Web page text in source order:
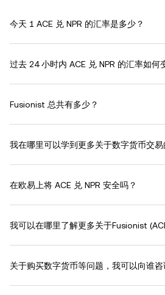
今天 1 ACE 兑 NPR 的汇率是多少？
过去 24 小时内 ACE 兑 NPR 的汇率如何
Fusionist 总共有多少？
我在哪里可以学到更多关于数字货币交易
在欧易上将 ACE 兑 NPR 安全吗？
我可以在哪里了解更多关于Fusionist
关于购买数字货币等问题，我可以向谁咨